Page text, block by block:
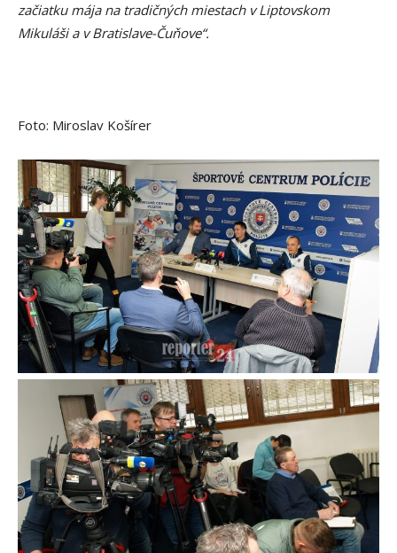
začiatku mája na tradičných miestach v Liptovskom
Mikuláši a v Bratislave-Čuňove“.
Foto: Miroslav Košírer